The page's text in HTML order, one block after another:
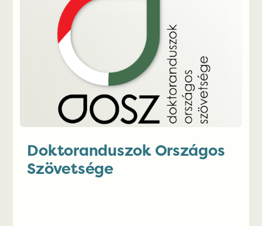
Doktoranduszok Országos
Szövetsége